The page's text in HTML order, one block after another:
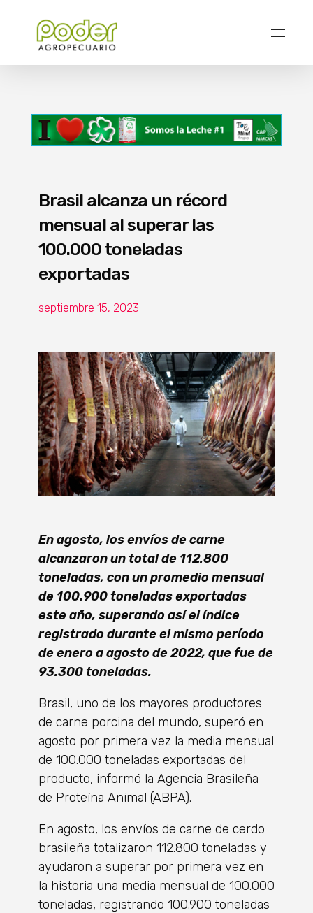
Brasil alcanza un récord
mensual al superar las
100.000 toneladas
exportadas
septiembre 15, 2023
En agosto, los envíos de carne
alcanzaron un total de 112.800
toneladas, con un promedio mensual
de 100.900 toneladas exportadas
este año, superando así el índice
registrado durante el mismo período
de enero a agosto de 2022, que fue de
93.300 toneladas.
Brasil, uno de los mayores productores
de carne porcina del mundo, superó en
agosto por primera vez la media mensual
de 100.000 toneladas exportadas del
producto, informó la Agencia Brasileña
de Proteína Animal (ABPA).
En agosto, los envíos de carne de cerdo
brasileña totalizaron 112.800 toneladas y
ayudaron a superar por primera vez en
la historia una media mensual de 100.000
toneladas, registrando 100.900 toneladas